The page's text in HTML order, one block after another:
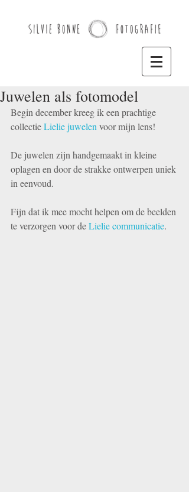
Juwelen als fotomodel
Begin december kreeg ik een prachtige
collectie Lielie juwelen voor mijn lens!
De juwelen zijn handgemaakt in kleine
oplagen en door de strakke ontwerpen uniek
in eenvoud.
Fijn dat ik mee mocht helpen om de beelden
te verzorgen voor de Lielie communicatie.